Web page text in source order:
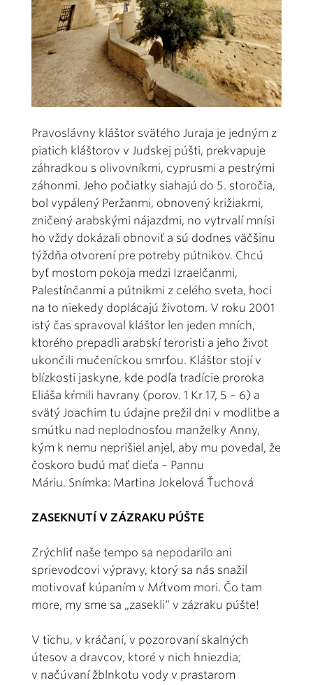
Pravoslávny kláštor svätého Juraja je jedným z
piatich kláštorov v Judskej púšti, prekvapuje
záhradkou s olivovníkmi, cyprusmi a pestrými
záhonmi. Jeho počiatky siahajú do 5. storočia,
bol vypálený Peržanmi, obnovený križiakmi,
zničený arabskými nájazdmi, no vytrvalí mnísi
ho vždy dokázali obnoviť a sú dodnes väčšinu
týždňa otvorení pre potreby pútnikov. Chcú
byť mostom pokoja medzi Izraelčanmi,
Palestínčanmi a pútnikmi z celého sveta, hoci
na to niekedy doplácajú životom. V roku 2001
istý čas spravoval kláštor len jeden mních,
ktorého prepadli arabskí teroristi a jeho život
ukončili mučeníckou smrťou. Kláštor stojí v
blízkosti jaskyne, kde podľa tradície proroka
Eliáša kŕmili havrany (porov. 1 Kr 17, 5 – 6) a
svätý Joachim tu údajne prežil dni v modlitbe a
smútku nad neplodnosťou manželky Anny,
kým k nemu neprišiel anjel, aby mu povedal, že
čoskoro budú mať dieťa – Pannu
Máriu. Snímka: Martina Jokelová Ťuchová
ZASEKNUTÍ V ZÁZRAKU PÚŠTE
Zrýchliť naše tempo sa nepodarilo ani
sprievodcovi výpravy, ktorý sa nás snažil
motivovať kúpaním v Mŕtvom mori. Čo tam
more, my sme sa „zasekli“ v zázraku púšte!
V tichu, v kráčaní, v pozorovaní skalných
útesov a dravcov, ktoré v nich hniezdia;
v načúvaní žblnkotu vody v prastarom